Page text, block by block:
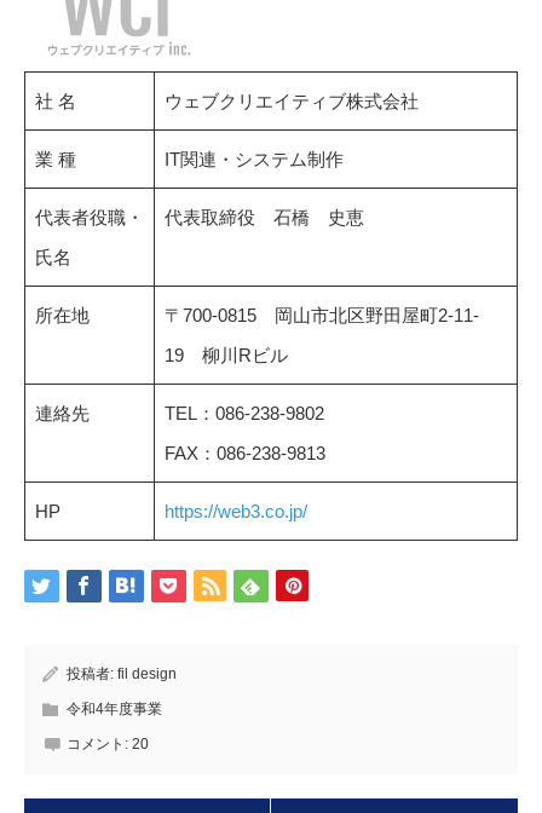
社 名 ウェブクリエイティブ株式会社
業 種 IT関連・システム制作
代表者役職・
氏名
代表取締役 石橋 史恵
所在地
〒700-0815 岡山市北区野田屋町2-11-
19 柳川Rビル
連絡先
TEL：086-238-9802
FAX：086-238-9813
HP https://web3.co.jp/
投稿者: fil design
令和4年度事業
コメント: 20